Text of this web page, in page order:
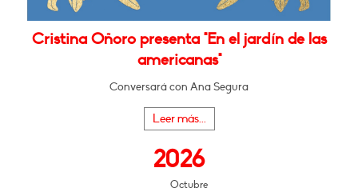
Cristina Oñoro presenta "En el jardín de las
americanas"
Conversará con Ana Segura
Leer más...
2026
Octubre